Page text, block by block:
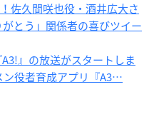
佐久間咲也役・酒井広大さ
とう」関係者の喜びツイー
』の放送がスタートしま
ン役者育成アプリ『A3…